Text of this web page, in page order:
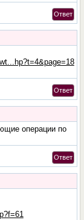
Ответ
Ответ
операции по
Ответ